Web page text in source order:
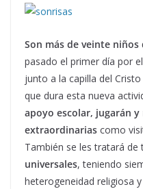
Son más de veinte niños
pasado el primer día por
junto a la capilla del
que dura esta nueva
apoyo escolar, jugarán
extraordinarias como
También se les tratará de
universales, teniendo
heterogeneidad religiosa